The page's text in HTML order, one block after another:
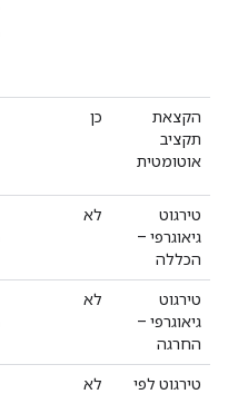
הקצאת
תקציב
אוטומטית
כן
טירגוט
גיאוגרפי –
הכללה
לא
טירגוט
גיאוגרפי –
החרגה
לא
טירגוט לפי
לא